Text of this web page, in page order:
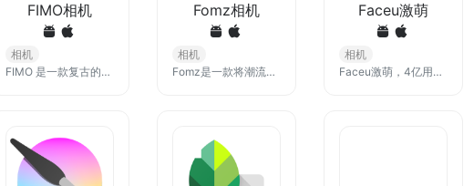
FIMO相机
相机
FIMO 是一款复古的胶卷相机应用，采用拟物化的设计，从相机的外框、裂像的取景框、胶卷的外形、换卷的方式，时间戳，乃至快门的声音，都在每一个细节忠实地还原胶片相机的使用感受。
Fomz相机
相机
Fomz是一款将潮流元素融入复古胶片的相机App。每款相机主题都在保留了胶片相机特有质感的同时，也为它赋予了更多的意义和场景，让你在生活中无论哪种场合，总能有一款Fomz Film能与之契合。
Faceu激萌
相机
Faceu激萌，4亿用户选择的自拍美颜相机，国内行业第一家具有贴纸功能的超级相机。海量多样化潮流贴纸、小白跟拍录像功能、精致五官微调、自由补妆搭配、各种高级主题滤镜，自拍总有新玩法。